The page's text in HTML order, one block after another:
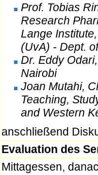
Prof. Tobias
Research
Lange
(UvA) - Dept.
Dr. Eddy
Nairobi
Joan Mutahi,
Teaching,
and Western
anschließend
Evaluation des
Mittagessen,